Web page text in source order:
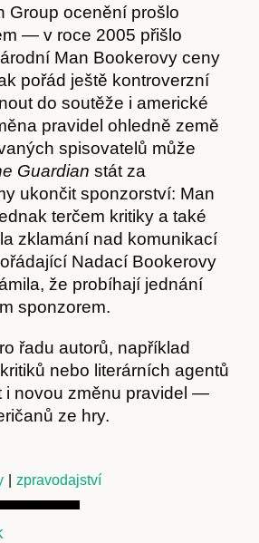
Obchod
Kontakt
Group ocenění prošlo
— v roce 2005 přišlo
Man Bookerovy ceny
pořád ještě kontroverzní
do soutěže i americké
pravidel ohledně země
spisovatelů může
Guardian stát za
ukončit sponzorství: Man
terčem kritiky a také
zklamání nad komunikací
Nadací Bookerovy
že probíhají jednání
sponzorem.
řadu autorů, například
nebo literárních agentů
i novou změnu pravidel —
ze hry.
zpravodajství